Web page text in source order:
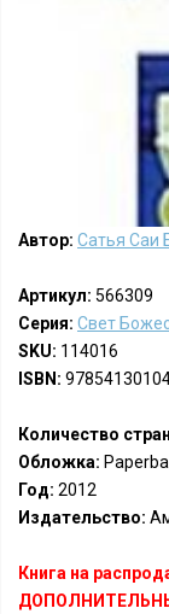
Автор: Сатья Саи
Артикул: 566309
Серия: Свет
SKU: 114016
ISBN:
Количество
Обложка:
Год: 2012
Издательство:
Книга на